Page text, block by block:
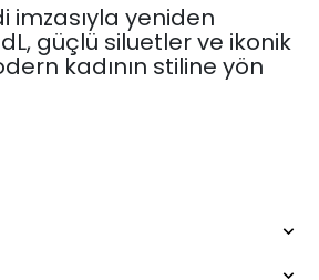
imzasıyla yeniden
güçlü siluetler ve ikonik
kadının stiline yön